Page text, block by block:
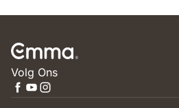
Volg Ons